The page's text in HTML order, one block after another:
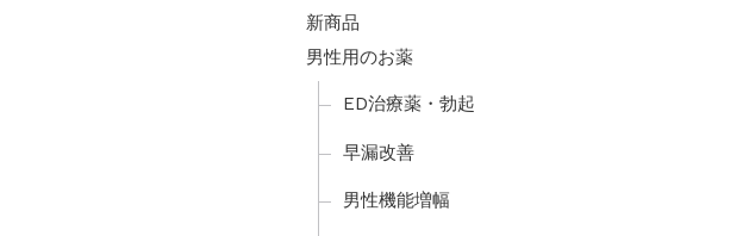
新商品
男性用のお薬
ED治療薬・勃起
早漏改善
男性機能増幅